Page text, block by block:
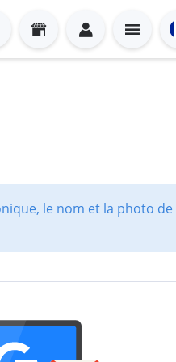
le nom et la photo de